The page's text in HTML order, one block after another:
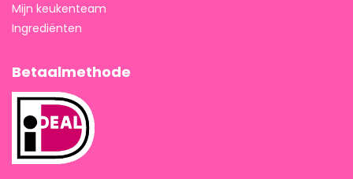
Mijn keukenteam
Ingrediënten
Betaalmethode